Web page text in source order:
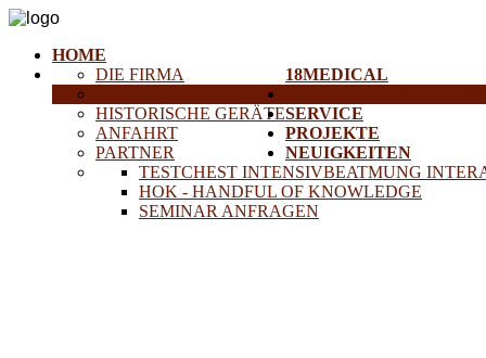
HOME
18MEDICAL
DIE FIRMA
HISTORISCHE GERÄTE
ANFAHRT
PARTNER
TESTCHEST INTENSIVBEATMUNG
HOK - HANDFUL OF KNOWLEDGE
SEMINAR ANFRAGEN
SERVICE
PROJEKTE
NEUIGKEITEN